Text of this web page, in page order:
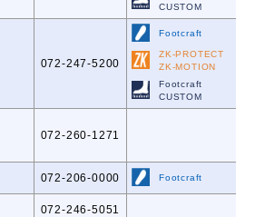
CUSTOM
072-247-5200
Footcraft
ZK-PROTECT
ZK-MOTION
Footcraft
CUSTOM
072-260-1271
072-206-0000 Footcraft
072-246-5051